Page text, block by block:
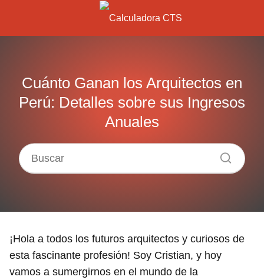
Cuánto Ganan los Arquitectos en
Perú: Detalles sobre sus Ingresos
Anuales
¡Hola a todos los futuros arquitectos y curiosos de
esta fascinante profesión! Soy Cristian, y hoy
vamos a sumergirnos en el mundo de la